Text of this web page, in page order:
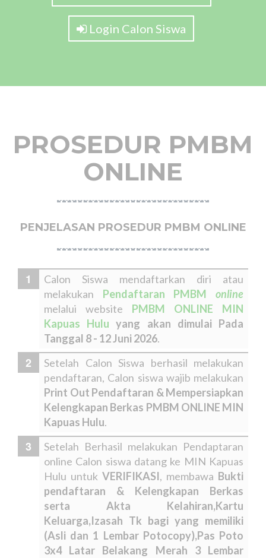
Login Calon Siswa
PROSEDUR PMBM
ONLINE
PENJELASAN PROSEDUR PMBM ONLINE
Calon Siswa mendaftarkan diri atau
melakukan Pendaftaran PMBMonline
melalui website PMBM ONLINE MIN
Kapuas Hulu yang akan dimulai Pada
Tanggal 8 - 12 Juni 2026.
Setelah Calon Siswa berhasil melakukan
pendaftaran, Calon siswa wajib melakukan
Print Out Pendaftaran & Mempersiapkan
Kelengkapan Berkas PMBM ONLINE MIN
Kapuas Hulu.
Setelah Berhasil melakukan Pendaptaran
online Calon siswa datang ke MIN Kapuas
Hulu untuk VERIFIKASI, membawa Bukti
pendaftaran & Kelengkapan Berkas
serta Akta Kelahiran,Kartu
Keluarga,Izasah Tk bagi yang memiliki
(Asli dan 1 Lembar Potocopy),Pas Poto
3x4 Latar Belakang Merah 3 Lembar